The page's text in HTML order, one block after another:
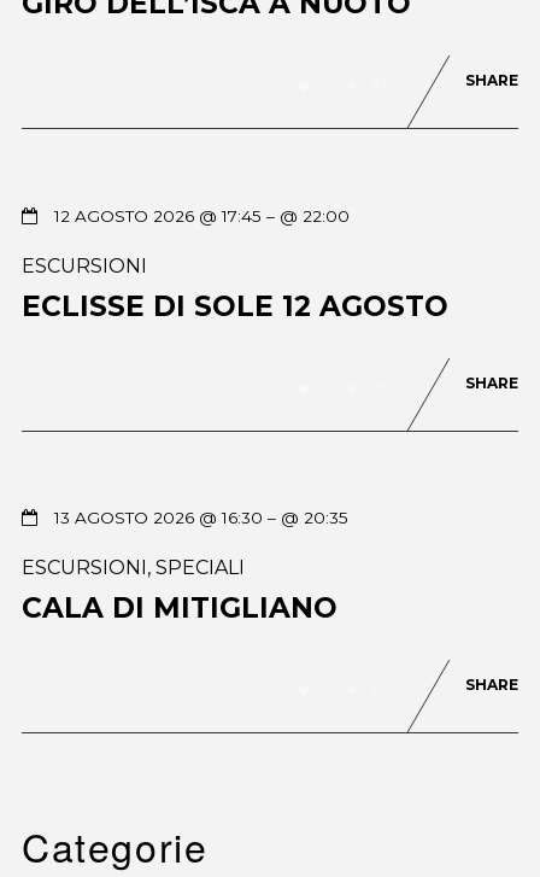
SHARE
12 AGOSTO 2026 @ 17:45 – @ 22:00
ESCURSIONI
ECLISSE DI SOLE 12 AGOSTO
SHARE
13 AGOSTO 2026 @ 16:30 – @ 20:35
ESCURSIONI , SPECIALI
CALA DI MITIGLIANO
SHARE
Categorie